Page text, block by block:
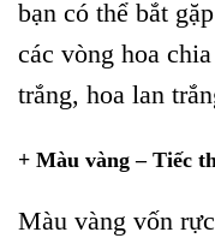
bạn có thể bắt
các vòng hoa
trắng, hoa lan
+ Màu vàng – Tiếc
Màu vàng vốn